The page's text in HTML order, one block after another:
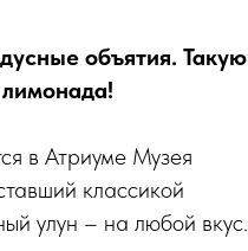
объятия. Такую
в Атриуме Музея
классикой
улун – на любой вкус.